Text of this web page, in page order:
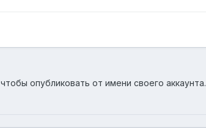
, чтобы опубликовать от имени своего аккаунта.